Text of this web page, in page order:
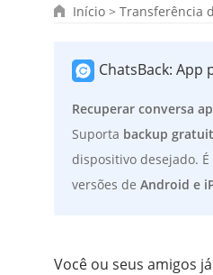
Início > Transferência
ChatsBack: App
Recuperar conversa
Suporta backup
dispositivo desejado.
versões de Android e
Você ou seus amigos